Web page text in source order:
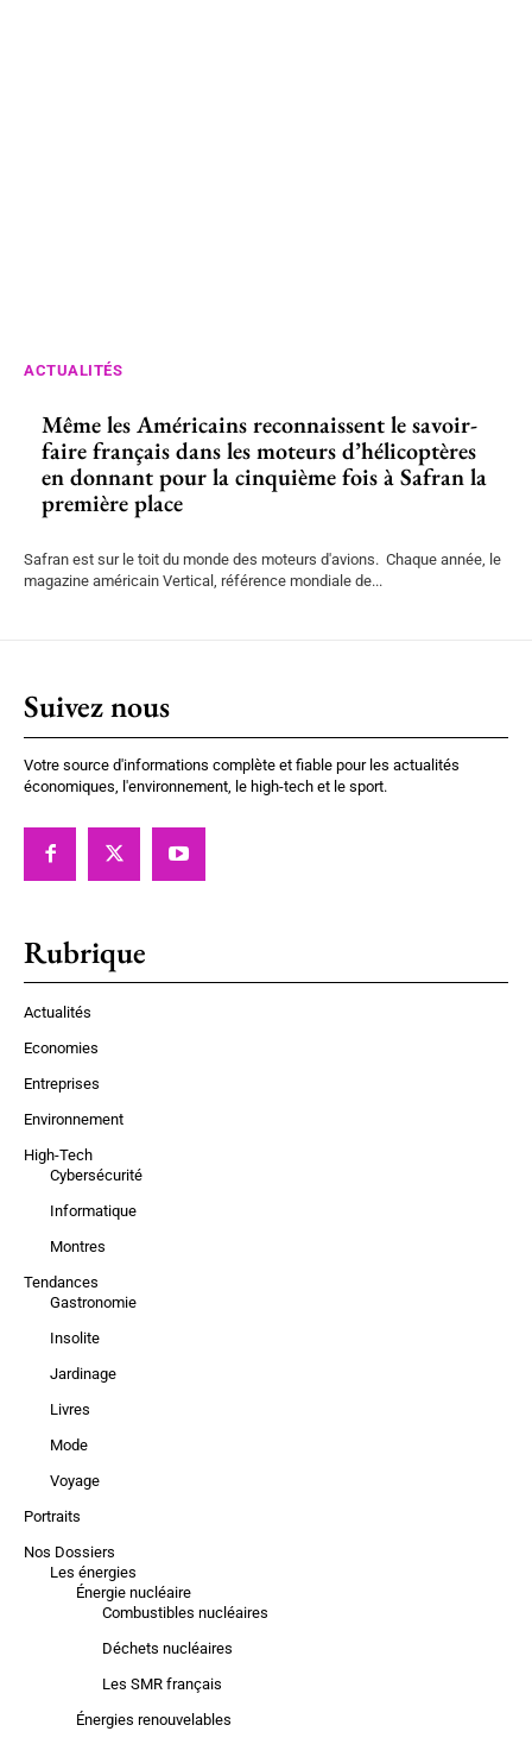
ACTUALITÉS
Même les Américains reconnaissent le savoir-
faire français dans les moteurs d’hélicoptères
en donnant pour la cinquième fois à Safran la
première place
Safran est sur le toit du monde des moteurs d'avions. Chaque année, le
magazine américain Vertical, référence mondiale de...
Suivez nous
Votre source d'informations complète et fiable pour les actualités
économiques, l'environnement, le high-tech et le sport.
Rubrique
Actualités
Economies
Entreprises
Environnement
High-Tech
Cybersécurité
Informatique
Montres
Tendances
Gastronomie
Insolite
Jardinage
Livres
Mode
Voyage
Portraits
Nos Dossiers
Les énergies
Énergie nucléaire
Combustibles nucléaires
Déchets nucléaires
Les SMR français
Énergies renouvelables